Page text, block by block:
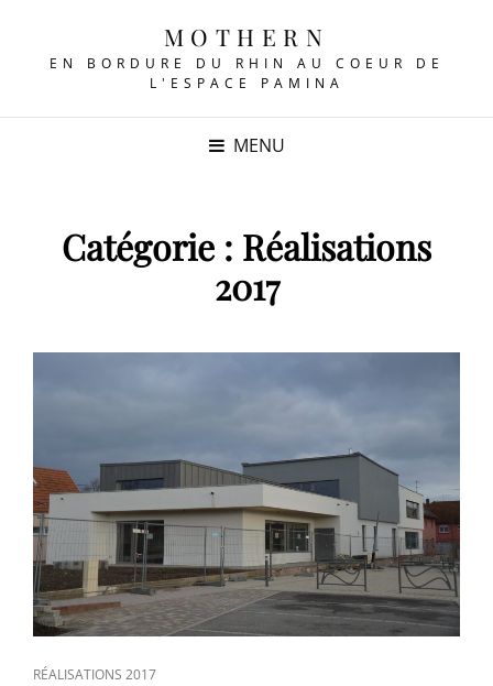
MOTHERN
EN BORDURE DU RHIN AU COEUR DE
L'ESPACE PAMINA
MENU
Catégorie : Réalisations
2017
CAT
RÉALISATIONS 2017